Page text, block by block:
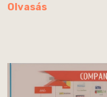
Olvasás